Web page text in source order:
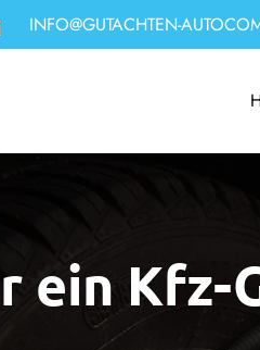
INFO@GUTACHTEN-
ein Kfz-